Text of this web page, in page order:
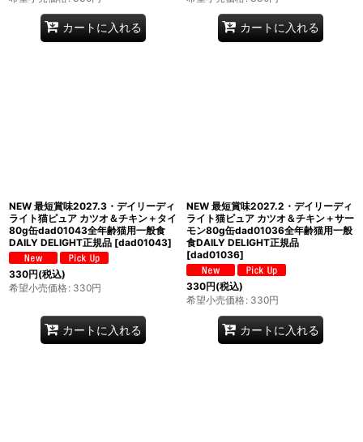
カートに入れる カートに入れる
NEW 最短賞味2027.3・デイリーディ
ライト猫ピュア カツオ＆チキン＋タイ
80g缶dad01043全年齢猫用一般食
DAILY DELIGHT正規品 [dad01043]
330円(税込)
希望小売価格: 330円
カートに入れる
NEW 最短賞味2027.2・デイリーディ
ライト猫ピュア カツオ＆チキン＋サー
モン80g缶dad01036全年齢猫用一般
食DAILY DELIGHT正規品
[dad01036]
330円(税込)
希望小売価格: 330円
カートに入れる